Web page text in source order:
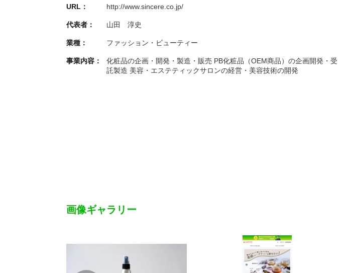
URL： http://www.sincere.co.jp/
代表者： 山田 淳史
業種： ファッション・ビューティー
事業内容：
化粧品の企画・開発・製造・販売 PB化粧品（OEM商品）の企画開発・受
託製造 美容・エステティックサロンの経営・美容技術の開発
画像ギャラリー